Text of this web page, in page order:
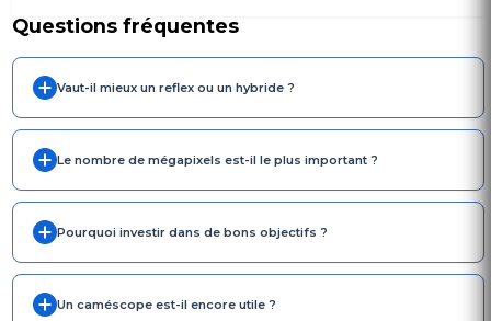
Questions fréquentes
Vaut-il mieux un reflex ou un hybride ?
Le nombre de mégapixels est-il le plus important ?
Pourquoi investir dans de bons objectifs ?
Un caméscope est-il encore utile ?